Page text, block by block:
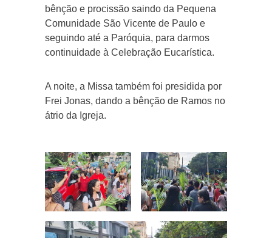
bênção e procissão saindo da Pequena
Comunidade São Vicente de Paulo e
seguindo até a Paróquia, para darmos
continuidade à Celebração Eucarística.
A noite, a Missa também foi presidida por
Frei Jonas, dando a bênção de Ramos no
átrio da Igreja.